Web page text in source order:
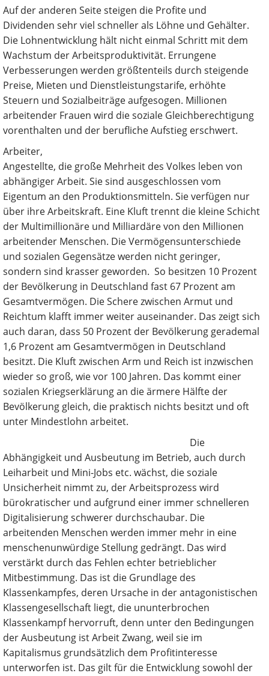
Auf der anderen Seite steigen die Profite und
Dividenden sehr viel schneller als Löhne und Gehälter.
Die Lohnentwicklung hält nicht einmal Schritt mit dem
Wachstum der Arbeitsproduktivität. Errungene
Verbesserungen werden größtenteils durch steigende
Preise, Mieten und Dienstleistungstarife, erhöhte
Steuern und Sozialbeiträge aufgesogen. Millionen
arbeitender Frauen wird die soziale Gleichberechtigung
vorenthalten und der berufliche Aufstieg erschwert.
Arbeiter,
Angestellte, die große Mehrheit des Volkes leben von
abhängiger Arbeit. Sie sind ausgeschlossen vom
Eigentum an den Produktionsmitteln. Sie verfügen nur
über ihre Arbeitskraft. Eine Kluft trennt die kleine Schicht
der Multimillionäre und Milliardäre von den Millionen
arbeitender Menschen. Die Vermögensunterschiede
und sozialen Gegensätze werden nicht geringer,
sondern sind krasser geworden. So besitzen 10 Prozent
der Bevölkerung in Deutschland fast 67 Prozent am
Gesamtvermögen. Die Schere zwischen Armut und
Reichtum klafft immer weiter auseinander. Das zeigt sich
auch daran, dass 50 Prozent der Bevölkerung gerademal
1,6 Prozent am Gesamtvermögen in Deutschland
besitzt. Die Kluft zwischen Arm und Reich ist inzwischen
wieder so groß, wie vor 100 Jahren. Das kommt einer
sozialen Kriegserklärung an die ärmere Hälfte der
Bevölkerung gleich, die praktisch nichts besitzt und oft
unter Mindestlohn arbeitet.
Die
Abhängigkeit und Ausbeutung im Betrieb, auch durch
Leiharbeit und Mini-Jobs etc. wächst, die soziale
Unsicherheit nimmt zu, der Arbeitsprozess wird
bürokratischer und aufgrund einer immer schnelleren
Digitalisierung schwerer durchschaubar. Die
arbeitenden Menschen werden immer mehr in eine
menschenunwürdige Stellung gedrängt. Das wird
verstärkt durch das Fehlen echter betrieblicher
Mitbestimmung. Das ist die Grundlage des
Klassenkampfes, deren Ursache in der antagonistischen
Klassengesellschaft liegt, die ununterbrochen
Klassenkampf hervorruft, denn unter den Bedingungen
der Ausbeutung ist Arbeit Zwang, weil sie im
Kapitalismus grundsätzlich dem Profitinteresse
unterworfen ist. Das gilt für die Entwicklung sowohl der